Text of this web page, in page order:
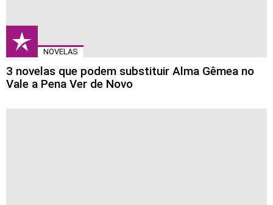
NOVELAS
3 novelas que podem substituir Alma Gêmea no
Vale a Pena Ver de Novo